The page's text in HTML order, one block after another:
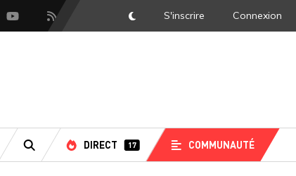
YoutubeFlux RSS DarkMode
S'inscrire Connexion
RECHERCHE
DIRECT 17 COMMUNAUTÉ